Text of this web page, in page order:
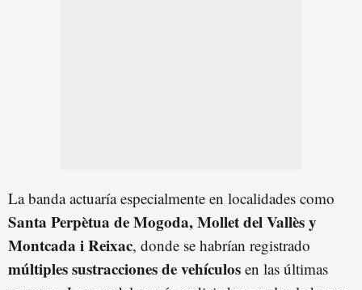
La banda actuaría especialmente en localidades como
Santa Perpètua de Mogoda, Mollet del Vallès y
Montcada i Reixac, donde se habrían registrado
múltiples sustracciones de vehículos en las últimas